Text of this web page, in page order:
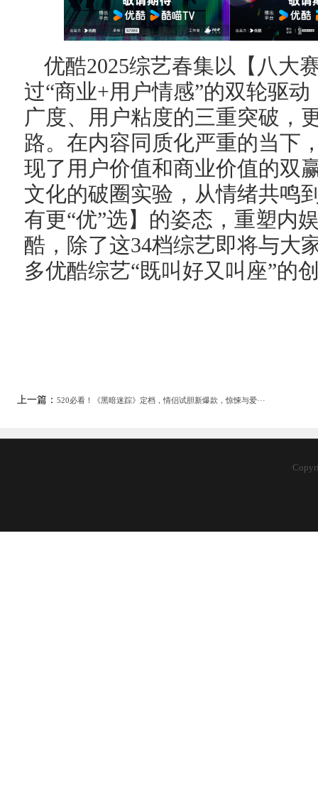
优酷2025综艺春集以【八大
过“商业+用户情感”的双轮驱
广度、用户粘度的三重突破，
路。在内容同质化严重的当下
现了用户价值和商业价值的双
文化的破圈实验，从情绪共鸣
有更“优”选】的姿态，重塑内
酷，除了这34档综艺即将与大
多优酷综艺“既叫好又叫座”的
上一篇： 520必看！《黑暗迷踪》定档，情侣试胆新爆款，惊悚与爱···